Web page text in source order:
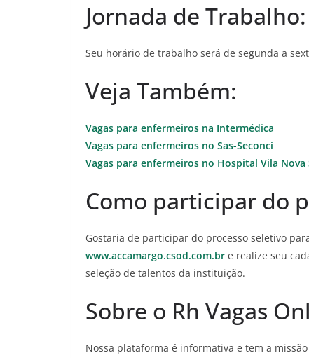
Jornada de Trabalho:
Seu horário de trabalho será de segunda a
Veja Também:
Vagas para enfermeiros na Intermédica
Vagas para enfermeiros no Sas-Seconci
Vagas para enfermeiros no Hospital Vila Nova
Como participar do
Gostaria de participar do processo seletivo
www.accamargo.csod.com.br e realize seu
seleção de talentos da instituição.
Sobre o Rh Vagas
Nossa plataforma é informativa e tem a